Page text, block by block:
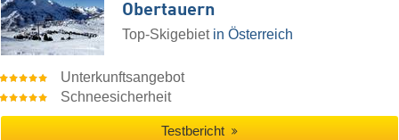
Obertauern
Top-Skigebiet in Österreich
Unterkunftsangebot
Schneesicherheit
Testbericht